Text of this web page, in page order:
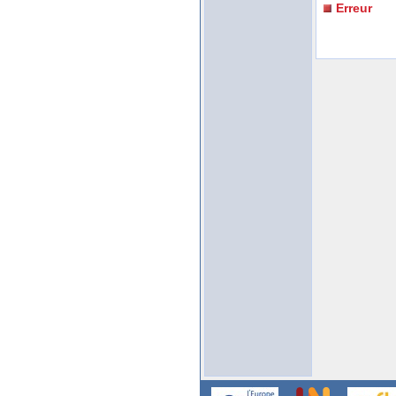
Erreur